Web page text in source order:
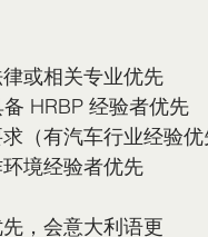
或相关专业优先
HRBP 经验者优先
（有汽车行业经验优
境经验者优先
，会意大利语更